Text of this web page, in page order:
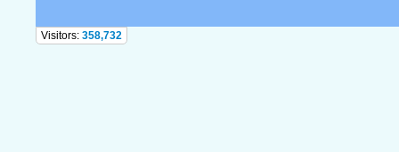
Visitors: 358,732